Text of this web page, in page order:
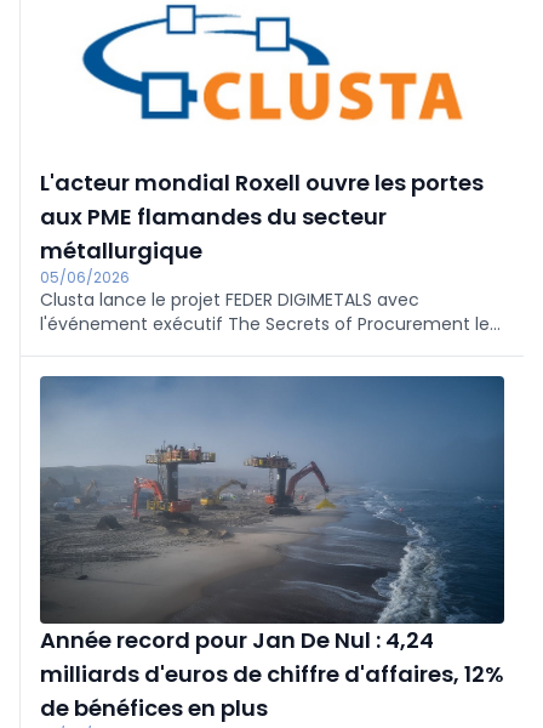
une macro EPLAN.
L'acteur mondial Roxell ouvre les portes
aux PME flamandes du secteur
métallurgique
05/06/2026
Clusta lance le projet FEDER DIGIMETALS avec
l'événement exécutif The Secrets of Procurement le
critères de sélection et les exigences numériques.
Destiné aux PME du secteur de la métallurgie ; gratuit,
Année record pour Jan De Nul : 4,24
milliards d'euros de chiffre d'affaires, 12%
de bénéfices en plus